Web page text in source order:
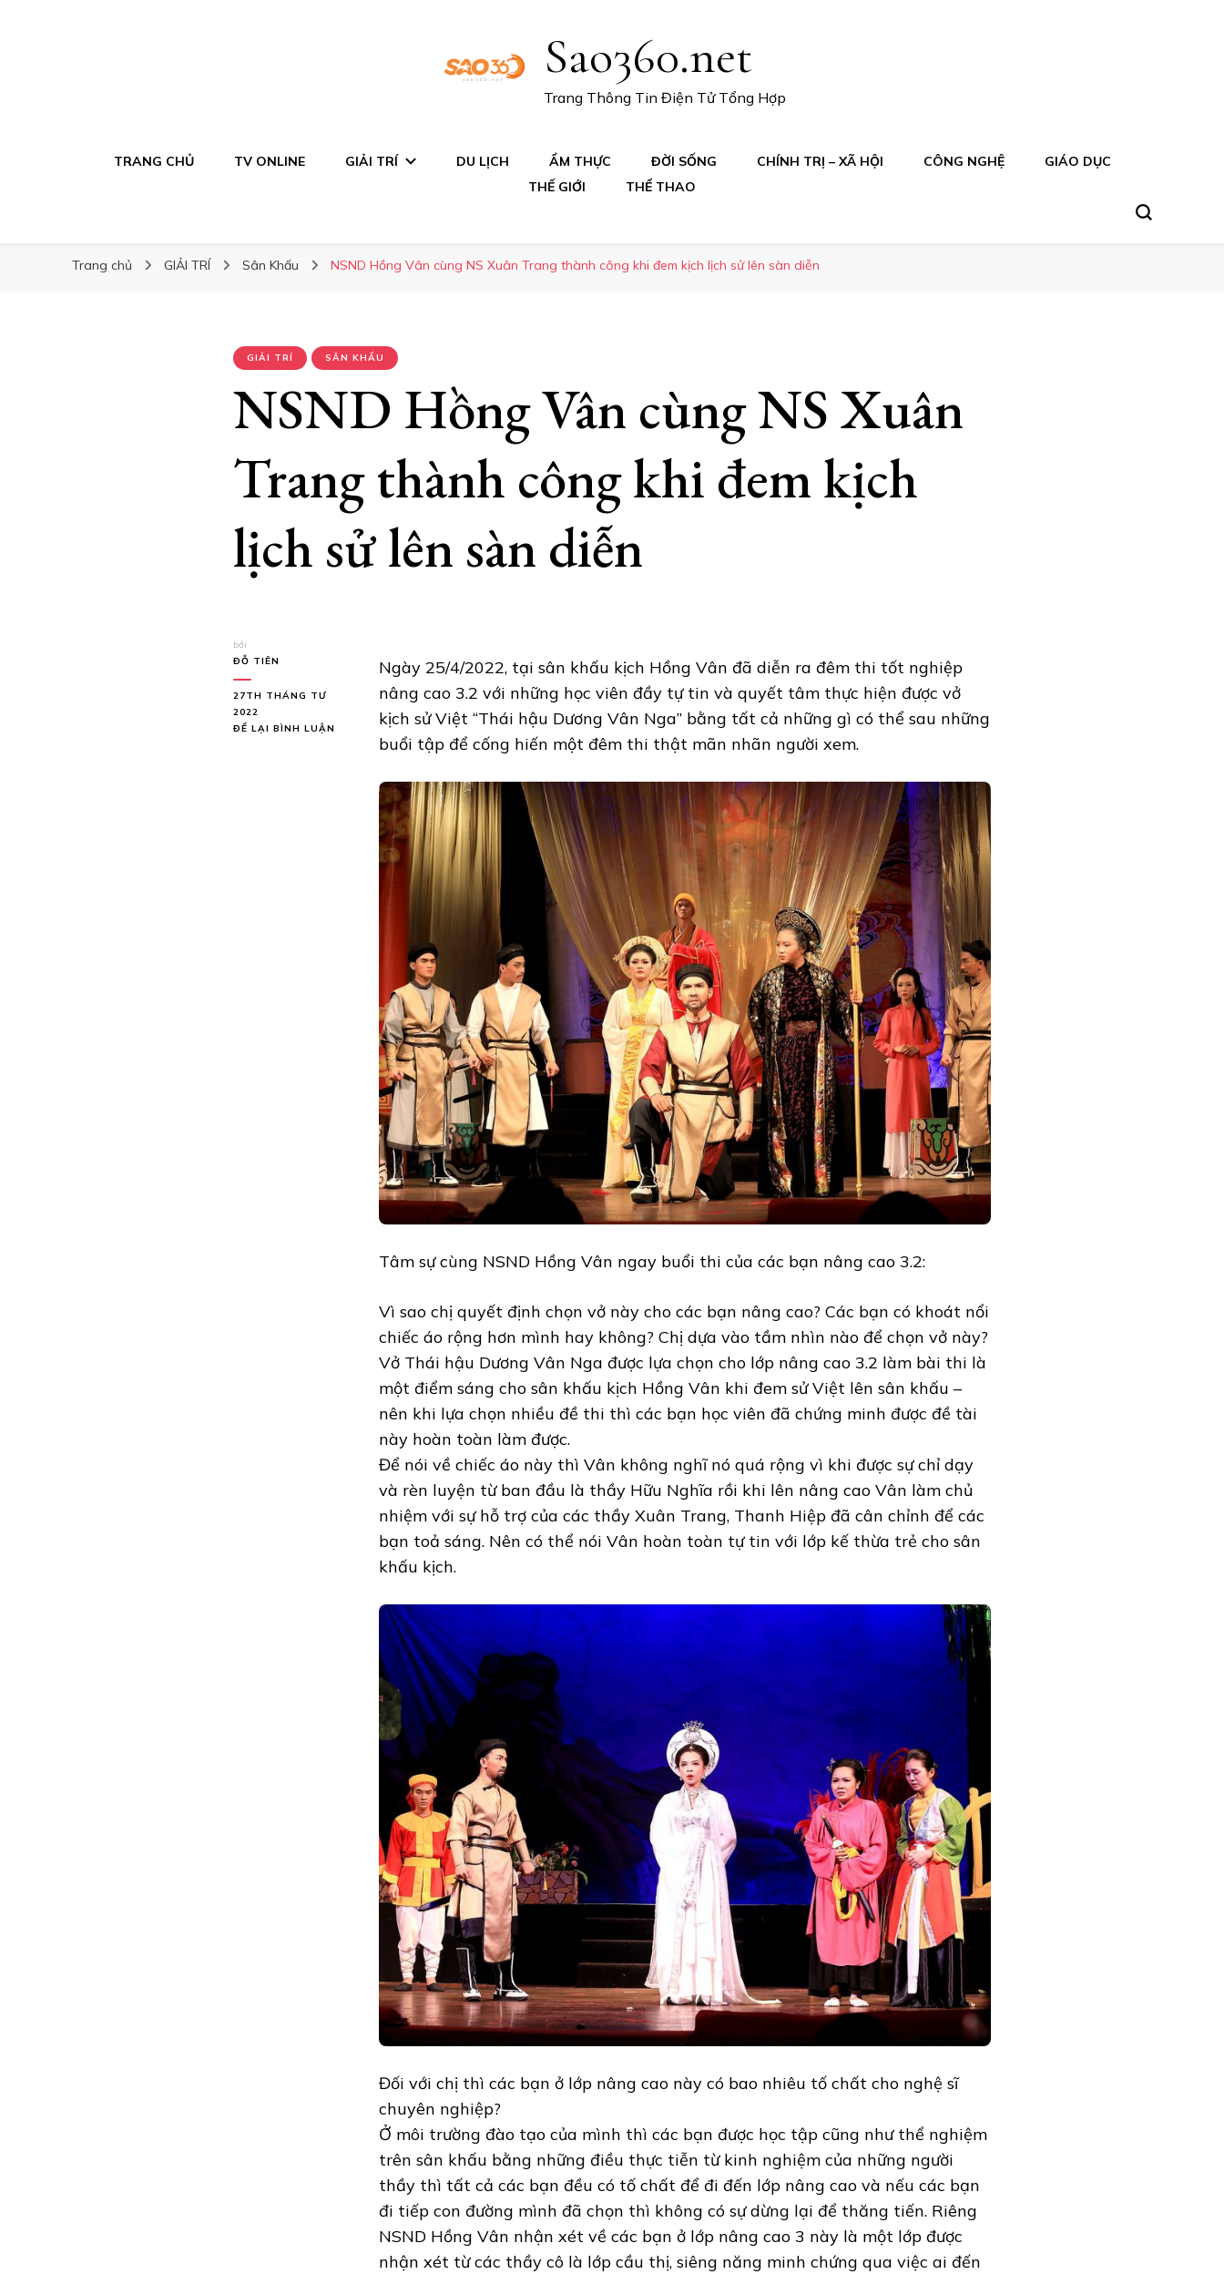
Sao360.net
Trang Thông Tin Điện Tử Tổng Hợp
TRANG CHỦ TV ONLINE GIẢI TRÍ DU LỊCH ẨM THỰC ĐỜI SỐNG CHÍNH TRỊ – XÃ HỘI CÔNG NGHỆ
GIÁO DỤC
THẾ GIỚI
THỂ THAO
Trang chủ GIẢI TRÍ Sân Khấu NSND Hồng Vân cùng NS Xuân Trang thành công khi đem kịch lịch sử lên sàn diễn
GIẢI TRÍ SÂN KHẤU
NSND Hồng Vân cùng NS Xuân
Trang thành công khi đem kịch
lịch sử lên sàn diễn
bởi
ĐỖ TIÊN
27TH THÁNG TƯ
2022
ĐỂ LẠI BÌNH LUẬN
Ngày 25/4/2022, tại sân khấu kịch Hồng Vân đã diễn ra đêm thi tốt nghiệp
nâng cao 3.2 với những học viên đầy tự tin và quyết tâm thực hiện được vở
kịch sử Việt “Thái hậu Dương Vân Nga” bằng tất cả những gì có thể sau những
buổi tập để cống hiến một đêm thi thật mãn nhãn người xem.
Tâm sự cùng NSND Hồng Vân ngay buổi thi của các bạn nâng cao 3.2:
Vì sao chị quyết định chọn vở này cho các bạn nâng cao? Các bạn có khoát nổi
chiếc áo rộng hơn mình hay không? Chị dựa vào tầm nhìn nào để chọn vở này?
Vở Thái hậu Dương Vân Nga được lựa chọn cho lớp nâng cao 3.2 làm bài thi là
một điểm sáng cho sân khấu kịch Hồng Vân khi đem sử Việt lên sân khấu –
nên khi lựa chọn nhiều đề thi thì các bạn học viên đã chứng minh được đề tài
này hoàn toàn làm được.
Để nói về chiếc áo này thì Vân không nghĩ nó quá rộng vì khi được sự chỉ dạy
và rèn luyện từ ban đầu là thầy Hữu Nghĩa rồi khi lên nâng cao Vân làm chủ
nhiệm với sự hỗ trợ của các thầy Xuân Trang, Thanh Hiệp đã cân chỉnh để các
bạn toả sáng. Nên có thể nói Vân hoàn toàn tự tin với lớp kế thừa trẻ cho sân
khấu kịch.
Đối với chị thì các bạn ở lớp nâng cao này có bao nhiêu tố chất cho nghệ sĩ
chuyên nghiệp?
Ở môi trường đào tạo của mình thì các bạn được học tập cũng như thể nghiệm
trên sân khấu bằng những điều thực tiễn từ kinh nghiệm của những người
thầy thì tất cả các bạn đều có tố chất để đi đến lớp nâng cao và nếu các bạn
đi tiếp con đường mình đã chọn thì không có sự dừng lại để thăng tiến. Riêng
NSND Hồng Vân nhận xét về các bạn ở lớp nâng cao 3 này là một lớp được
nhận xét từ các thầy cô là lớp cầu thị, siêng năng minh chứng qua việc ai đến